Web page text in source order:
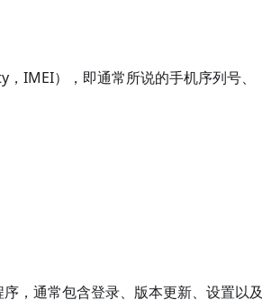
IMEI），即通常所说的手机序列号、
，通常包含登录、版本更新、设置以及